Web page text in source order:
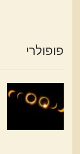
פופולרי